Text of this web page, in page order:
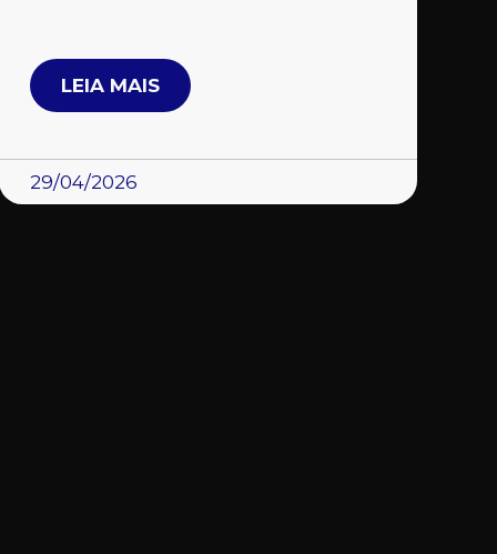
LEIA MAIS
29/04/2026